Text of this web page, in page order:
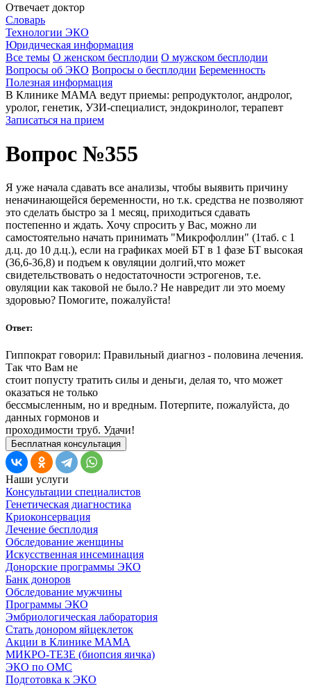
Отвечает доктор
Словарь
Технологии ЭКО
Юридическая информация
Все темы О женском бесплодии О мужском бесплодии
Вопросы об ЭКО Вопросы о бесплодии Беременность
Полезная информация
В Клинике МАМА ведут приемы: репродуктолог, андролог,
уролог, генетик, УЗИ-специалист, эндокринолог, терапевт
Записаться на прием
Вопрос №355
Я уже начала сдавать все анализы, чтобы выявить причину
неначинающейся беременности, но т.к. средства не позволяют
это сделать быстро за 1 месяц, приходиться сдавать
постепенно и ждать. Хочу спросить у Вас, можно ли
самостоятельно начать принимать "Микрофоллин" (1таб. с 1
д.ц. до 10 д.ц.), если на графиках моей БТ в 1 фазе БТ высокая
(36,6-36,8) и подъем к овуляции долгий,что может
свидетельствовать о недостаточности эстрогенов, т.е.
овуляции как таковой не было.? Не навредит ли это моему
здоровью? Помогите, пожалуйста!
Ответ:
Гиппократ говорил: Правильный диагноз - половина лечения.
Так что Вам не
стоит попусту тратить силы и деньги, делая то, что может
оказаться не только
бессмысленным, но и вредным. Потерпите, пожалуйста, до
данных гормонов и
проходимости труб. Удачи!
Бесплатная консультация
Наши услуги
Консультации специалистов
Генетическая диагностика
Криоконсервация
Лечение бесплодия
Обследование женщины
Искусственная инсеминация
Донорские программы ЭКО
Банк доноров
Обследование мужчины
Программы ЭКО
Эмбриологическая лаборатория
Стать донором яйцеклеток
Акции в Клинике МАМА
МИКРО-ТЕЗЕ (биопсия яичка)
ЭКО по ОМС
Подготовка к ЭКО